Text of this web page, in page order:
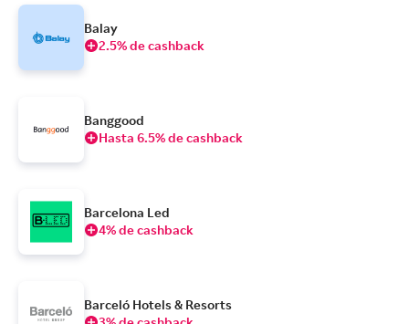
Balay
2.5% de cashback
Banggood
Hasta 6.5% de cashback
Barcelona Led
4% de cashback
Barceló Hotels & Resorts